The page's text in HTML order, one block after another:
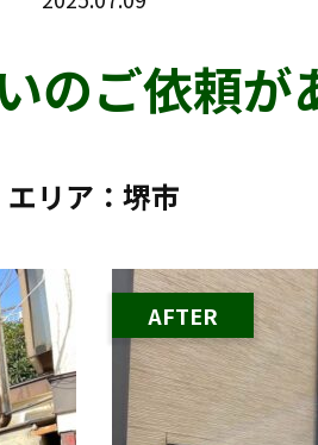
のご依頼が
エリア：堺市